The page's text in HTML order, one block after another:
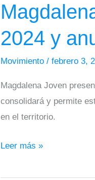
2024 y
Movimiento / febrero 3,
Magdalena Joven
consolidará y permite
en el territorio.
presenta
Informe
de
2024
y
anuncia
evolución
Leer más »